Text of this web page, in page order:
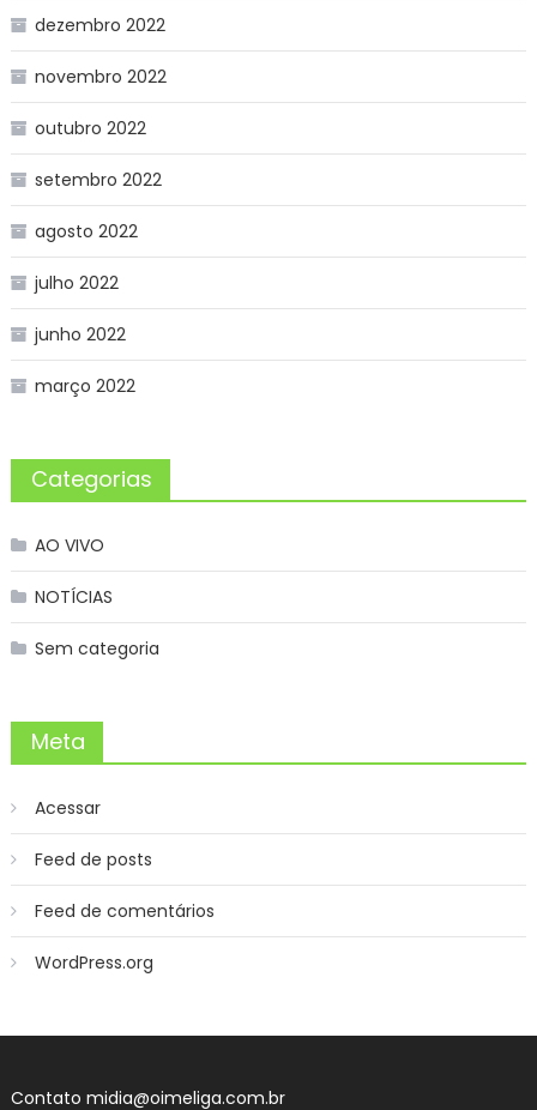
dezembro 2022
novembro 2022
outubro 2022
setembro 2022
agosto 2022
julho 2022
junho 2022
março 2022
Categorias
AO VIVO
NOTÍCIAS
Sem categoria
Meta
Acessar
Feed de posts
Feed de comentários
WordPress.org
Contato midia@oimeliga.com.br